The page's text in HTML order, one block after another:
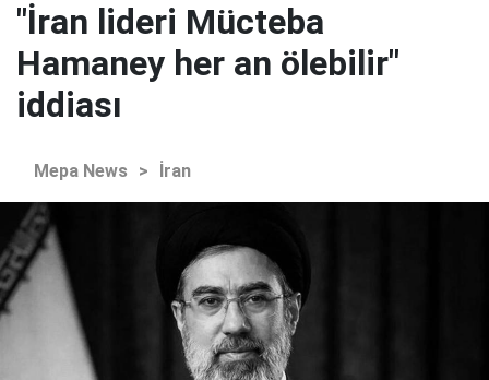
"İran lideri Mücteba
Hamaney her an ölebilir"
iddiası
Mepa News > İran